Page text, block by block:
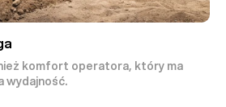
komfort operatora, który ma
wydajność.